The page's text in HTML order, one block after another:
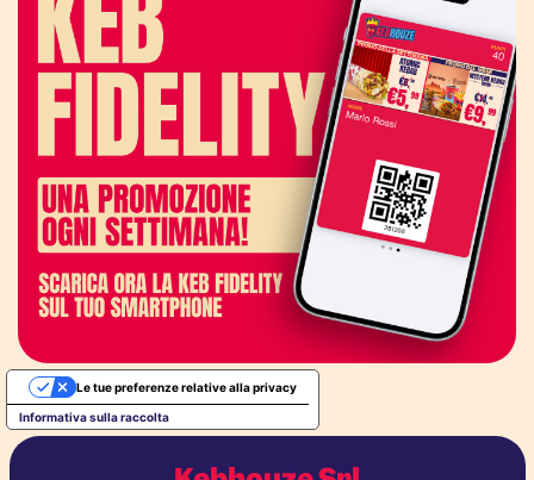
Informativa sulla raccolta
Le tue preferenze relative alla privacy